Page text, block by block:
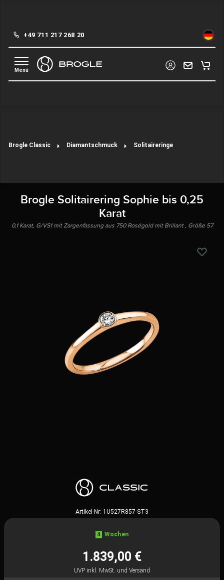
+49 711 217 268 20
Brogle Classic Diamantschmuck Solitaireringe
Brogle Solitairering Sophie bis 0,25
Karat
0,1 Karat, G/VS1 mit Zargenfassung aus 750 Roségold mit Brillant , Größe 57
Artikel-Nr: 1U527R857-ST3
4 Wochen
1.839,00 €
UVP inkl. MwSt. und Versand